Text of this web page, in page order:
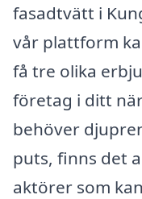
fasadtvätt i
vår plattform
få tre olika
företag i ditt
behöver
puts, finns det
aktörer som